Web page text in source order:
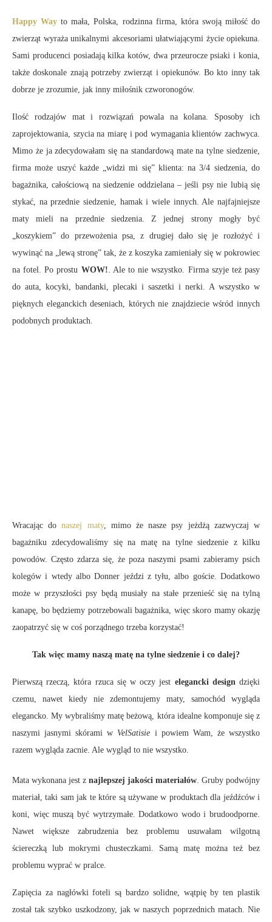
Happy Way to mała, Polska, rodzinna firma, która swoją miłość do
zwierząt wyraża unikalnymi akcesoriami ułatwiającymi życie opiekuna.
Sami producenci posiadają kilka kotów, dwa przeurocze psiaki i konia,
także doskonale znają potrzeby zwierząt i opiekunów. Bo kto inny tak
dobrze je zrozumie, jak inny miłośnik czworonogów.
Ilość rodzajów mat i rozwiązań powala na kolana. Sposoby ich
zaprojektowania, szycia na miarę i pod wymagania klientów zachwyca.
Mimo że ja zdecydowałam się na standardową mate na tylne siedzenie,
firma może uszyć każde „widzi mi się” klienta: na 3/4 siedzenia, do
bagażnika, całościową na siedzenie oddzielana – jeśli psy nie lubią się
stykać, na przednie siedzenie, hamak i wiele innych. Ale najfajniejsze
maty mieli na przednie siedzenia. Z jednej strony mogły być
„koszykiem” do przewożenia psa, z drugiej dało się je rozłożyć i
wywinąć na „lewą stronę” tak, że z koszyka zamieniały się w pokrowiec
na fotel. Po prostu WOW!. Ale to nie wszystko. Firma szyje też pasy
do auta, kocyki, bandanki, plecaki i saszetki i nerki. A wszystko w
pięknych eleganckich deseniach, których nie znajdziecie wśród innych
podobnych produktach.
Wracając donaszej maty, mimo że nasze psy jeżdżą zazwyczaj w
bagażniku zdecydowaliśmy się na matę na tylne siedzenie z kilku
powodów. Często zdarza się, że poza naszymi psami zabieramy psich
kolegów i wtedy albo Donner jeździ z tyłu, albo goście. Dodatkowo
może w przyszłości psy będą musiały na stałe przenieść się na tylną
kanapę, bo będziemy potrzebowali bagażnika, więc skoro mamy okazję
zaopatrzyć się w coś porządnego trzeba korzystać!
Tak więc mamy naszą matę na tylne siedzenie i co dalej?
Pierwszą rzeczą, która rzuca się w oczy jest elegancki design dzięki
czemu, nawet kiedy nie zdemontujemy maty, samochód wygląda
elegancko. My wybraliśmy matę beżową, która idealne komponuje się z
naszymi jasnymi skórami w VelSatisie i powiem Wam, że wszystko
razem wygląda zacnie. Ale wygląd to nie wszystko.
Mata wykonana jest z najlepszej jakości materiałów . Gruby podwójny
materiał, taki sam jak te które są używane w produktach dla jeźdźców i
koni, więc muszą być wytrzymałe. Dodatkowo wodo i brudoodporne.
Nawet większe zabrudzenia bez problemu usuwałam wilgotną
ściereczką lub mokrymi chusteczkami. Samą matę można też bez
problemu wyprać w pralce.
Zapięcia za nagłówki foteli są bardzo solidne, wątpię by ten plastik
został tak szybko uszkodzony, jak w naszych poprzednich matach. Nie